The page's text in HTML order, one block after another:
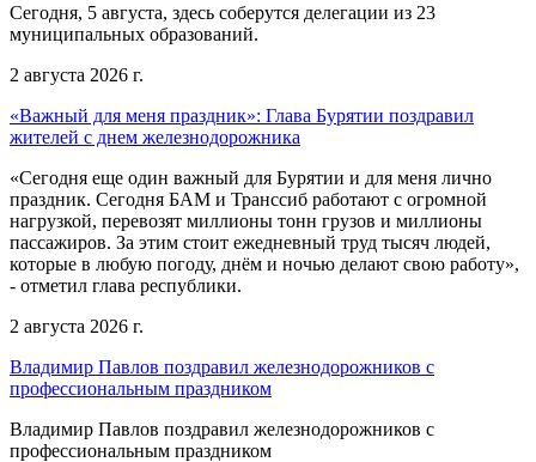
Сегодня, 5 августа, здесь соберутся делегации из 23
муниципальных образований.
2 августа 2026 г.
«Важный для меня праздник»: Глава Бурятии поздравил
жителей с днем железнодорожника
«Сегодня еще один важный для Бурятии и для меня лично
праздник. Сегодня БАМ и Транссиб работают с огромной
нагрузкой, перевозят миллионы тонн грузов и миллионы
пассажиров. За этим стоит ежедневный труд тысяч людей,
которые в любую погоду, днём и ночью делают свою работу»,
- отметил глава республики.
2 августа 2026 г.
Владимир Павлов поздравил железнодорожников с
профессиональным праздником
Владимир Павлов поздравил железнодорожников с
профессиональным праздником